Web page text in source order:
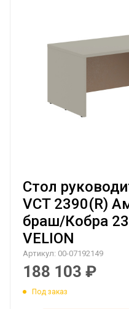
Стол
VCT 2390(R)
браш/Кобра
VELION
Артикул: 00-07192149
188 103 ₽
Под заказ